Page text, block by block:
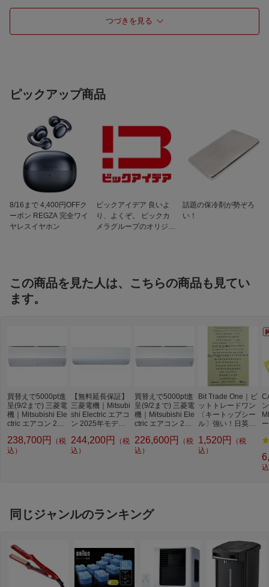
畳数目安
おもに14畳用
4.0kW
冷房時運転音（室内
66dB/61dB
暖房時運転音（室内
機/室外機）
69dB/64dB
低温暖房能力（外気
2℃）
7.2kW
配管径（液側/ガス
配管長/高低差
15m/10m
フィルター自動お掃
スマホ連携機能あり（無線LANアダプタ
音声操作対応
換気機能
換気機能なし
イオン・ミスト機能
イオン・ミスト機能あり
イオン・ミスト種類
ピュアミスト
加湿機能
加湿機能なし
快適除湿機能
快適除湿機能あり
新冷媒R32対応
対応
APF
6.6（JIS C 9612：2013）
つづきを見る
ピックアップ商品
8/16まで 4,400円OFFク
ーポン REGZA 完全ワイ
ヤレスイヤホン
ビックアイデア 良いよ
り、よくぞ。 ビックカ
メラグループのオリジナ
話題の保冷剤が勢ぞろ
い！
この商品を見た人は、こちらの商品も見てい
ます。
買替えで5000pt進
呈(9/2まで) 三菱電
機｜Mitsubishi Ele
ctric エアコン 202
Xシリーズ ピュア
ホワイト MSZ-X2
238,700円
（税
込）
【無料延長保証】
三菱電機｜Mitsubi
shi Electric エアコ
ン 2025年モデル
シリーズ ピュアホ
ワイト MSZ-XD40
244,200円
（税
込）
買替えで5000pt進
呈(9/2まで) 三菱電
機｜Mitsubishi Ele
ctric エアコン 202
Xシリーズ ピュア
ホワイト MSZ-X2
226,600円
（税
込）
Bit Trade One｜ビ
ットトレードワン
〔キートップシー
ル〕強い！日英対
プシールセット ブ
ルー DYKTSBL
1,520円
（税
込）
同じジャンルのランキング